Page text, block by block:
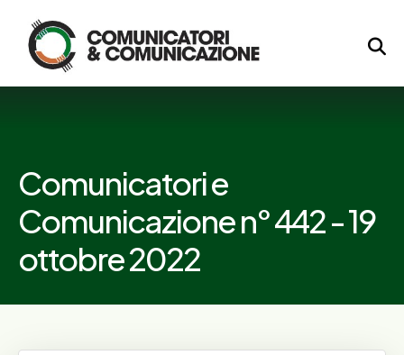
Logo
Comunicatori e
Comunicazione n° 442 - 19
ottobre 2022